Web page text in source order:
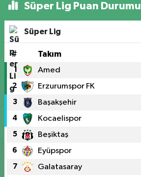
Süper Lig Puan Durumu
Süper Lig
# Takım
1 Amed
2 Erzurumspor FK
3 Başakşehir
4 Kocaelispor
5 Beşiktaş
6 Eyüpspor
7 Galatasaray